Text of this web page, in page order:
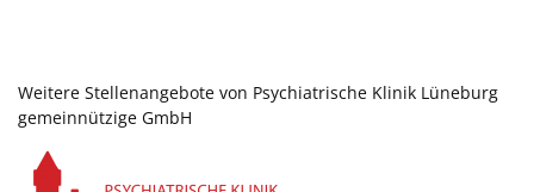
Weitere Stellenangebote von Psychiatrische Klinik Lüneburg
gemeinnützige GmbH